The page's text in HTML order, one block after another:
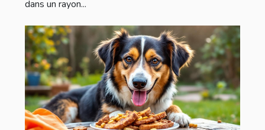
dans un rayon...